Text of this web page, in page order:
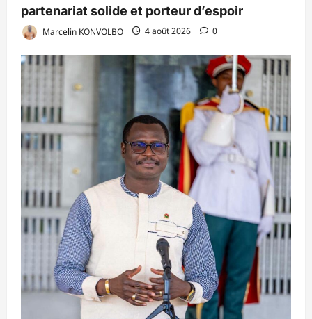
partenariat solide et porteur d’espoir
Marcelin KONVOLBO 4 août 2026 0